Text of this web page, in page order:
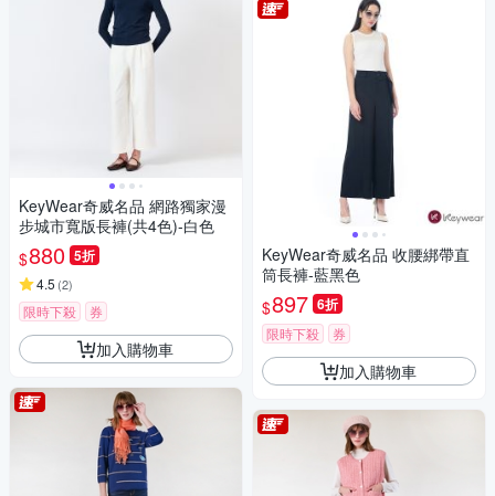
KeyWear奇威名品 網路獨家漫
步城市寬版長褲(共4色)-白色
$880 5折
4.5 (2)
限時下殺 券
加入購物車
KeyWear奇威名品 收腰綁帶直
筒長褲-藍黑色
$897 6折
限時下殺 券
加入購物車